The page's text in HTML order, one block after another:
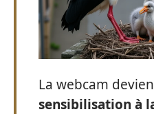
La webcam
sensibilisation à